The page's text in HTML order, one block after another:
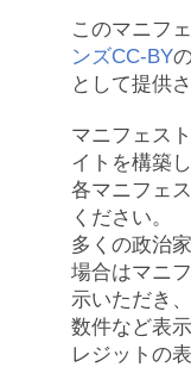
このマニフ
ンズCC-BY
として提供
マニフェス
イトを構築
各マニフェ
ください。
多くの政治
場合はマニ
示いただき、
数件など表
レジットの